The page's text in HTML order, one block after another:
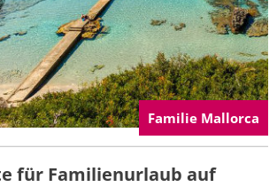
Familie Mallorca
für Familienurlaub auf